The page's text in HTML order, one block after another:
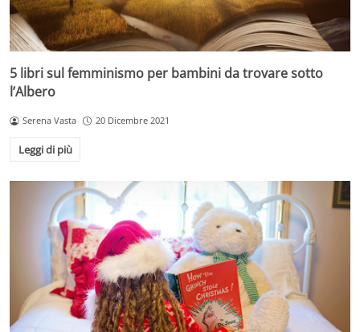
5 libri sul femminismo per bambini da trovare sotto
l’Albero
Serena Vasta 20 Dicembre 2021
Leggi di più